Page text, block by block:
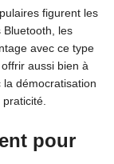
figurent les
Bluetooth, les
avec ce type
aussi bien à
la démocratisation
pour